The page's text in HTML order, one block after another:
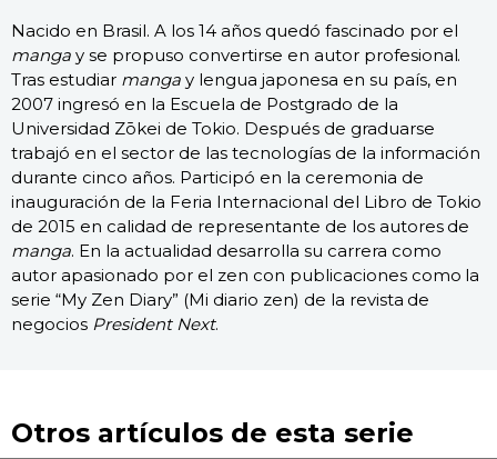
Nacido en Brasil. A los 14 años quedó fascinado por el
mangay se propuso convertirse en autor profesional.
Tras estudiar mangay lengua japonesa en su país, en
2007 ingresó en la Escuela de Postgrado de la
Universidad Zōkei de Tokio. Después de graduarse
trabajó en el sector de las tecnologías de la información
durante cinco años. Participó en la ceremonia de
inauguración de la Feria Internacional del Libro de Tokio
de 2015 en calidad de representante de los autores de
manga. En la actualidad desarrolla su carrera como
autor apasionado por el zen con publicaciones como la
serie “My Zen Diary” (Mi diario zen) de la revista de
negocios President Next.
Otros artículos de esta serie